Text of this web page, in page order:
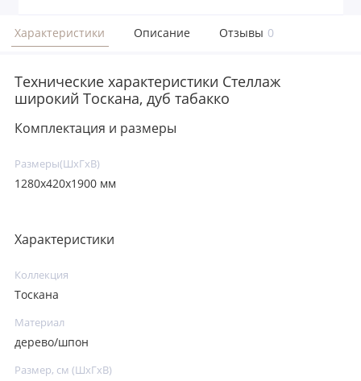
Характеристики Описание Отзывы 0
Технические характеристики Стеллаж
широкий Тоскана, дуб табакко
Комплектация и размеры
Размеры(ШxГxВ)
1280х420х1900 мм
Характеристики
Коллекция
Тоскана
Материал
дерево/шпон
Размер, см (ШхГхВ)